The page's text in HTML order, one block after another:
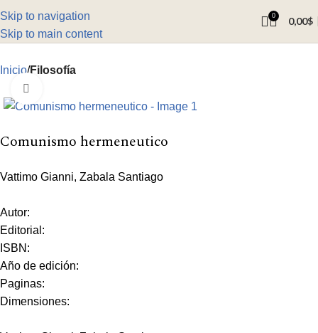
Skip to navigation
Skip to main content
0 0,00$
Inicio Filosofía
Comunismo hermeneutico
Vattimo Gianni, Zabala Santiago
Autor:
Editorial:
ISBN:
Año de edición:
Paginas:
Dimensiones: